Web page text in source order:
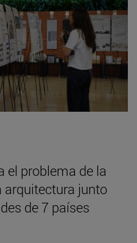
el problema de la
arquitectura junto
de 7 países